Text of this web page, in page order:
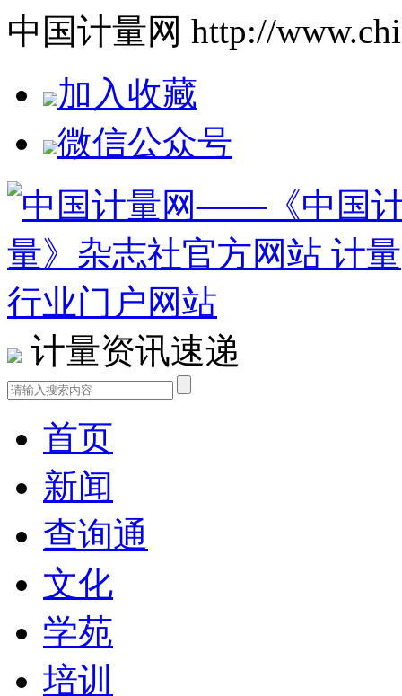
中国计量网 http://
加入收藏
微信公众号
计量资讯速递
首页
新闻
查询通
文化
学苑
培训